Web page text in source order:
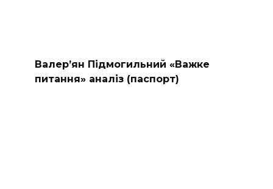
Валер’ян Підмогильний «Важке
питання» аналіз (паспорт)